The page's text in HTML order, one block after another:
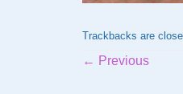
Trackbacks are
← Previous